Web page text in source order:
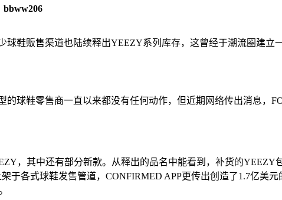
bbww206
球鞋贩售渠道也陆续释出YEEZY系列库存，这曾经于潮流圈建
球鞋零售商一直以来都没有任何动作，但近期网络传出消息，
，其中还有部分新款。从释出的品名中能看到，补货的YEEZY
于各式球鞋发售管道，CONFIRMED APP更传出创造了1.7亿美